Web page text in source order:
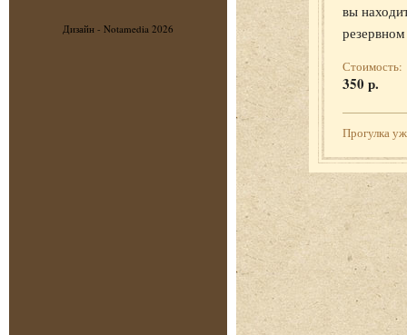
Дизайн - Notamedia 2026
вы
Стоимость:
350 р.
Прогулка